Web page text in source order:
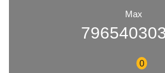
Max
0